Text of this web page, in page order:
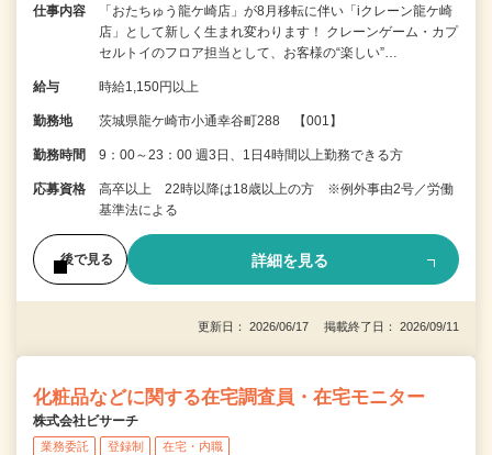
仕事内容
「おたちゅう龍ケ崎店」が8月移転に伴い「iクレーン龍ケ崎
店」として新しく生まれ変わります！ クレーンゲーム・カプ
セルトイのフロア担当として、お客様の“楽しい”…
給与 時給1,150円以上
勤務地 茨城県龍ケ崎市小通幸谷町288 【001】
勤務時間 9：00～23：00 週3日、1日4時間以上勤務できる方
応募資格
高卒以上 22時以降は18歳以上の方 ※例外事由2号／労働
基準法による
後で見る 詳細を見る
更新日： 2026/06/17 掲載終了日： 2026/09/11
化粧品などに関する在宅調査員・在宅モニター
株式会社ビサーチ
業務委託 登録制 在宅・内職